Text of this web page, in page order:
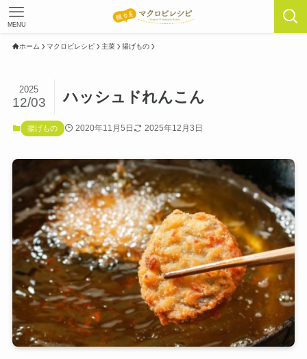
MENU
ホーム マクロビレシピ 主菜 揚げもの
ハッシュドれんこん
2025
12/03
揚げもの 2020年11月5日 2025年12月3日